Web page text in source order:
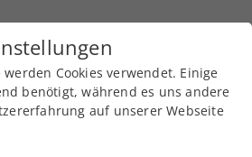
Cookies verwendet. Einige
benötigt, während es uns andere
auf unserer Webseite